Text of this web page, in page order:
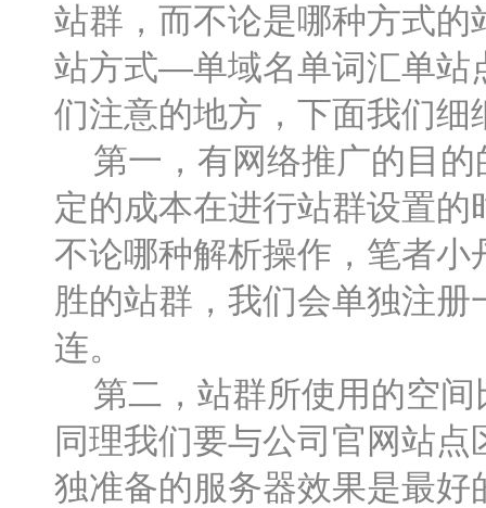
站群，而不论是哪种方式
站方式—单域名单词汇单站
们注意的地方，下面我们细
第一，有网络推广的目的
定的成本在进行站群设置
不论哪种解析操作，笔者
胜的站群，我们会单独注
连。
第二，站群所使用的空间
同理我们要与公司官网站
独准备的服务器效果是最